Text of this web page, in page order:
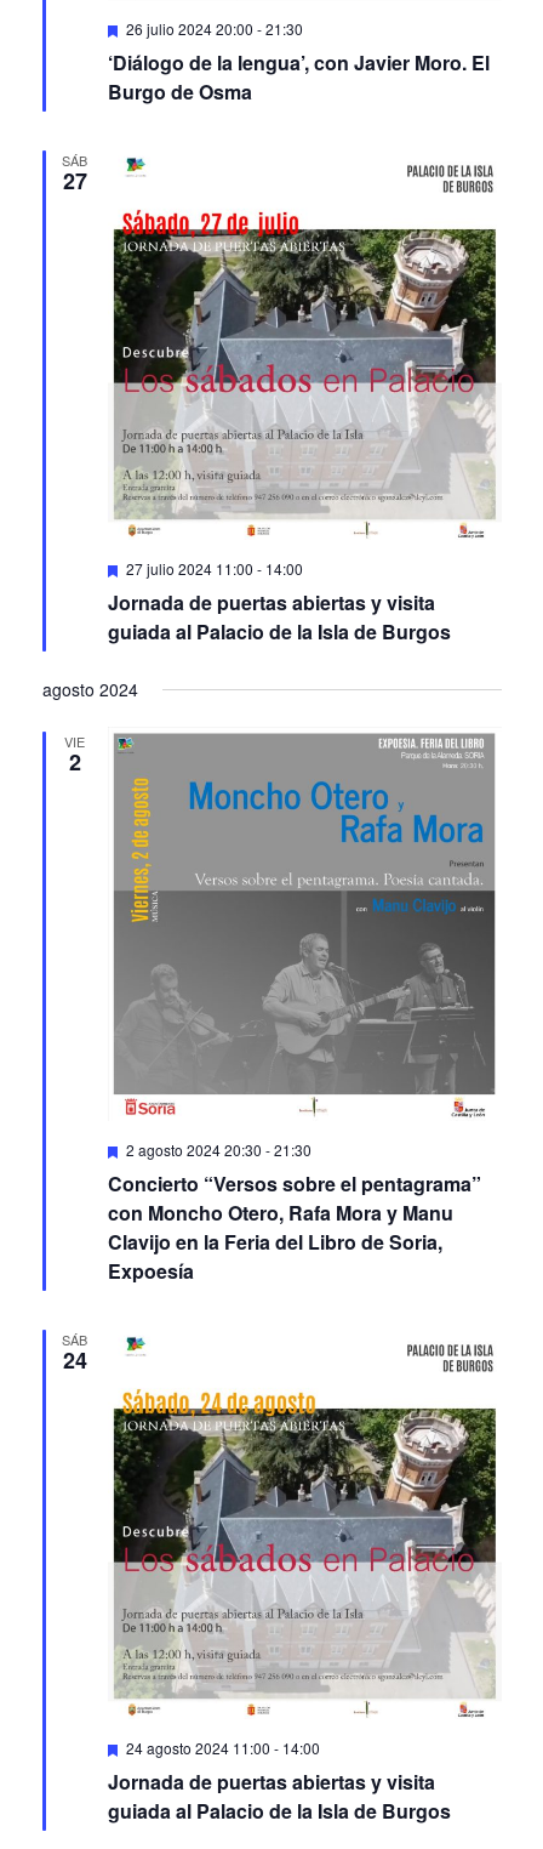
Featured
26 julio 2024 20:00 -21:30
‘Diálogo de la lengua’, con Javier Moro. El
Burgo de Osma
SÁB
27
Featured
27 julio 2024 11:00 - 14:00
Jornada de puertas abiertas y visita
guiada al Palacio de la Isla de Burgos
agosto 2024
VIE
2
Featured
2 agosto 2024 20:30 -21:30
Concierto “Versos sobre el pentagrama”
con Moncho Otero, Rafa Mora y Manu
Clavijo en la Feria del Libro de Soria,
Expoesía
SÁB
24
Featured
24 agosto 2024 11:00 - 14:00
Jornada de puertas abiertas y visita
guiada al Palacio de la Isla de Burgos